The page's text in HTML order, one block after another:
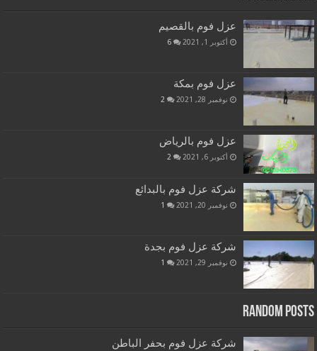
عزل فوم بالقصيم
أكتوبر 1, 2021 6
عزل فوم بمكة
نوفمبر 28, 2021 2
عزل فوم بالرياض
أكتوبر 6, 2021 2
شركة عزل فوم بالبدائع
نوفمبر 20, 2021 1
شركة عزل فوم بجدة
نوفمبر 29, 2021 1
Random Posts
شركة عزل فوم بحفر الباطن